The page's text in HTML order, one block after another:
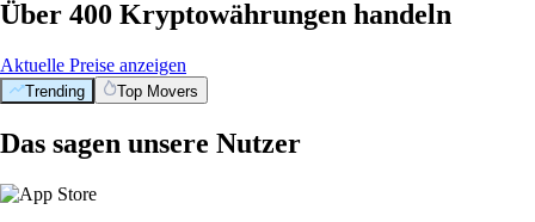
Über 400 Kryptowährungen handeln
Aktuelle Preise anzeigen
Trending Top Movers
Das sagen unsere Nutzer